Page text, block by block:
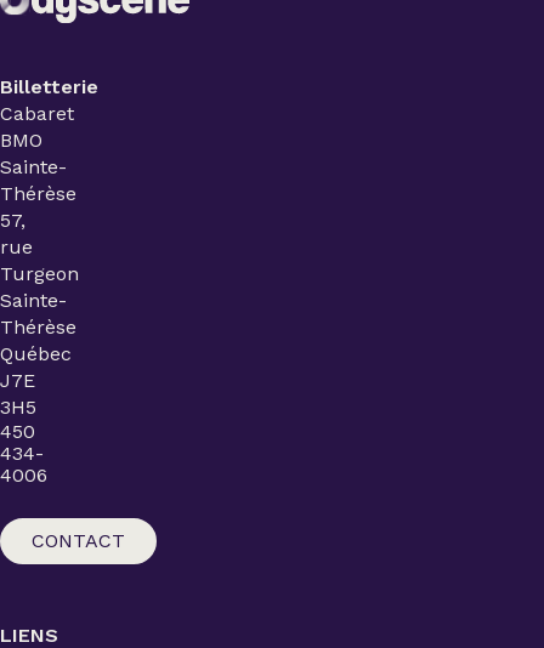
Billetterie
Cabaret
BMO
Sainte-
Thérèse
57,
rue
Turgeon
Sainte-
Thérèse
Québec
J7E
3H5
450
434-
4006
CONTACT
LIENS